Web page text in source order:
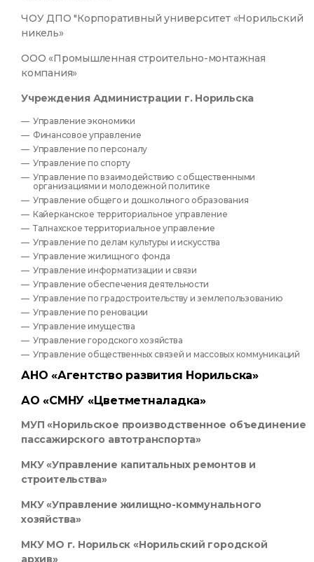
ЧОУ ДПО "Корпоративный университет «Норильский
никель»
ООО «Промышленная строительно-монтажная
компания»
Учреждения Администрации г. Норильска
Управление экономики
Финансовое управление
Управление по персоналу
Управление по спорту
Управление по взаимодействию с общественными
организациями и молодежной политике
Управление общего и дошкольного образования
Кайерканское территориальное управление
Талнахское территориальное управление
Управление по делам культуры и искусства
Управление жилищного фонда
Управление информатизации и связи
Управление обеспечения деятельности
Управление по градостроительству и землепользованию
Управление по реновации
Управление имущества
Управление городского хозяйства
Управление общественных связей и массовых коммуникаций
АНО «Агентство развития Норильска»
АО «СМНУ «Цветметналадка»
МУП «Норильское производственное объединение
пассажирского автотранспорта»
МКУ «Управление капитальных ремонтов и
строительства»
МКУ «Управление жилищно-коммунального
хозяйства»
МКУ МО г. Норильск «Норильский городской
архив»